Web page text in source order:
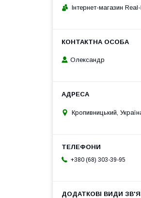
Інтернет-магазин
Олександр
Кропивницький,
+380 (68) 303-39-95